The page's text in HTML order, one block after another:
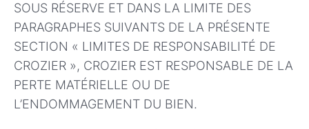
SOUS RÉSERVE ET DANS LA LIMITE DES
PARAGRAPHES SUIVANTS DE LA PRÉSENTE
SECTION « LIMITES DE RESPONSABILITÉ DE
CROZIER », CROZIER EST RESPONSABLE DE LA
PERTE MATÉRIELLE OU DE
L’ENDOMMAGEMENT DU BIEN.